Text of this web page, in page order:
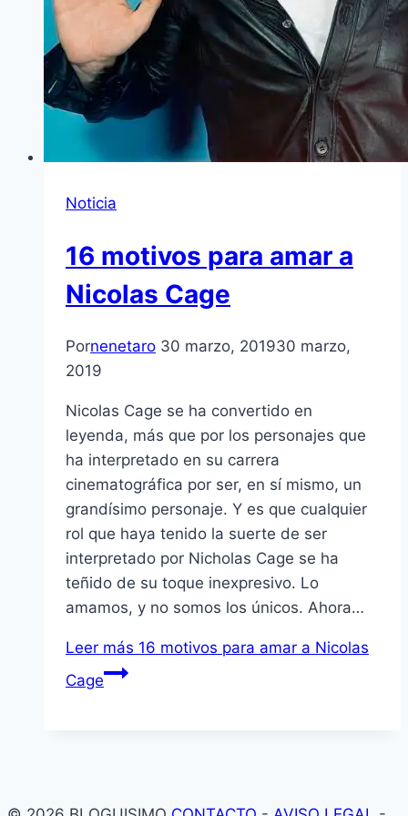
Noticia
16 motivos para amar a
Nicolas Cage
Pornenetaro 30 marzo, 201930 marzo,
2019
Nicolas Cage se ha convertido en
leyenda, más que por los personajes que
ha interpretado en su carrera
cinematográfica por ser, en sí mismo, un
grandísimo personaje. Y es que cualquier
rol que haya tenido la suerte de ser
interpretado por Nicholas Cage se ha
teñido de su toque inexpresivo. Lo
amamos, y no somos los únicos. Ahora…
Leer más 16 motivos para amar a Nicolas
Cage